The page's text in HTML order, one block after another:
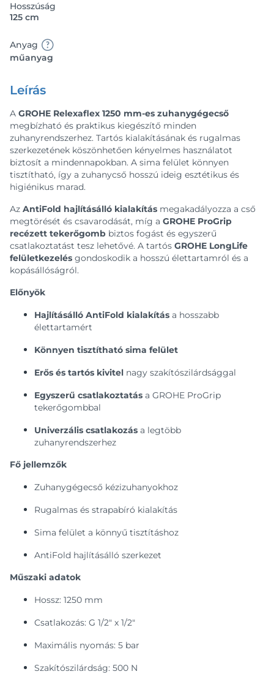
Hosszúság
125 cm
Anyag
műanyag
Leírás
A GROHE Relexaflex 1250 mm-es zuhanygégecső
megbízható és praktikus kiegészítő minden
zuhanyrendszerhez. Tartós kialakításának és rugalmas
szerkezetének köszönhetően kényelmes használatot
biztosít a mindennapokban. A sima felület könnyen
tisztítható, így a zuhanycső hosszú ideig esztétikus és
higiénikus marad.
Az AntiFold hajlításálló kialakítás megakadályozza a cső
megtörését és csavarodását, míg a GROHE ProGrip
recézett tekerőgomb biztos fogást és egyszerű
csatlakoztatást tesz lehetővé. A tartós GROHE LongLife
felületkezelés gondoskodik a hosszú élettartamról és a
kopásállóságról.
Előnyök
Hajlításálló AntiFold kialakítás a hosszabb
élettartamért
Könnyen tisztítható sima felület
Erős és tartós kivitel nagy szakítószilárdsággal
Egyszerű csatlakoztatás a GROHE ProGrip
tekerőgombbal
Univerzális csatlakozás a legtöbb
zuhanyrendszerhez
Fő jellemzők
Zuhanygégecső kézizuhanyokhoz
Rugalmas és strapabíró kialakítás
Sima felület a könnyű tisztításhoz
AntiFold hajlításálló szerkezet
Műszaki adatok
Hossz: 1250 mm
Csatlakozás: G 1/2" x 1/2"
Maximális nyomás: 5 bar
Szakítószilárdság: 500 N